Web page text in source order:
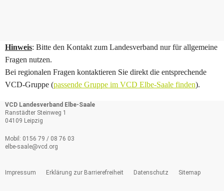
Hinweis: Bitte den Kontakt zum Landesverband nur für allgemeine
Fragen nutzen.
Bei regionalen Fragen kontaktieren Sie direkt die entsprechende
VCD-Gruppe (passende Gruppe im VCD Elbe-Saale finden).
VCD Landesverband Elbe-Saale
Ranstädter Steinweg 1
04109 Leipzig
Mobil: 0156 79 / 08 76 03
elbe-saale@vcd.org
Impressum Erklärung zur Barrierefreiheit Datenschutz Sitemap